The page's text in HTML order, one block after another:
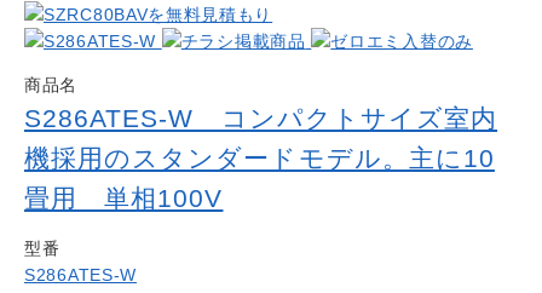
商品名
S286ATES-W コンパクトサイズ室内
機採用のスタンダードモデル。主に10
畳用 単相100V
型番
S286ATES-W